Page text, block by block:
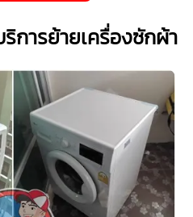
การย้ายเครื่องซักผ้า